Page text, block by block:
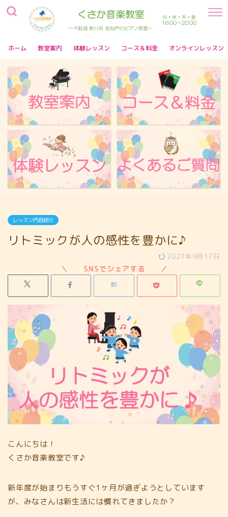
ホーム 教室案内 体験レッスン コース＆料金 オンラインレッスン
レッスン内容紹介
リトミックが人の感性を豊かに♪
2021年9月17日
こんにちは！
くさか音楽教室です♪
新年度が始まりもうすぐ1ヶ月が過ぎようとしています
が、みなさんは新生活には慣れてきましたか？